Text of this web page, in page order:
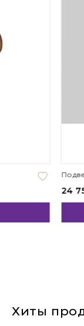
Подвеска из
24 750 руб
Хиты